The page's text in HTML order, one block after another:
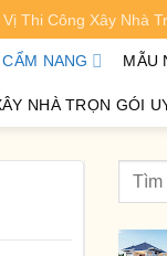
Thi Công Xây Nhà
CẨM NANG MẪU
NHÀ TRỌN GÓI